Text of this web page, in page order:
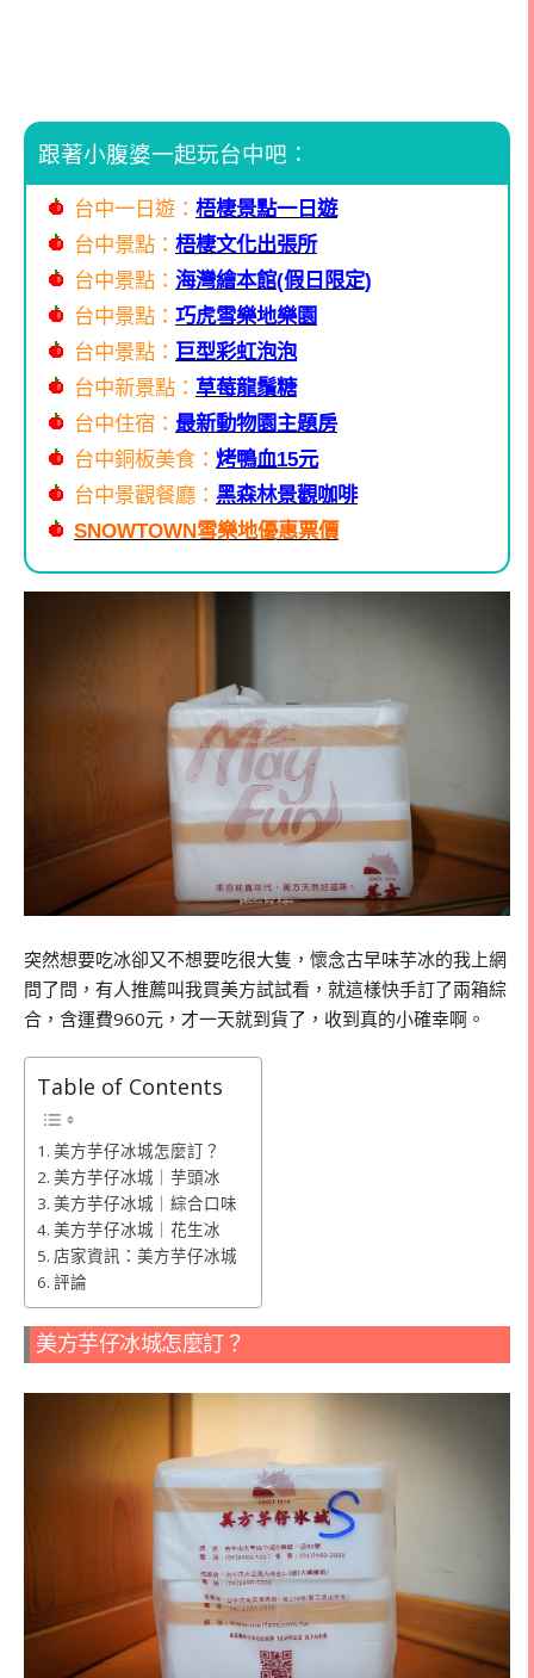
跟著小腹婆一起玩台中吧：
台中一日遊： 梧棲景點一日遊
台中景點： 梧棲文化出張所
台中景點： 海灣繪本館(假日限定)
台中景點： 巧虎雪樂地樂園
台中景點： 巨型彩虹泡泡
台中新景點： 草莓龍鬚糖
台中住宿： 最新動物園主題房
台中銅板美食： 烤鴨血15元
台中景觀餐廳： 黑森林景觀咖啡
SNOWTOWN雪樂地優惠票價
突然想要吃冰卻又不想要吃很大隻，懷念古早味芋冰的我上網
問了問，有人推薦叫我買美方試試看，就這樣快手訂了兩箱綜
合，含運費960元，才一天就到貨了，收到真的小確幸啊。
Table of Contents
美方芋仔冰城怎麼訂？
美方芋仔冰城｜芋頭冰
美方芋仔冰城｜綜合口味
美方芋仔冰城｜花生冰
店家資訊：美方芋仔冰城
評論
美方芋仔冰城怎麼訂？